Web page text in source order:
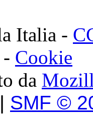
Italia -
Cookie
da
| SMF ©